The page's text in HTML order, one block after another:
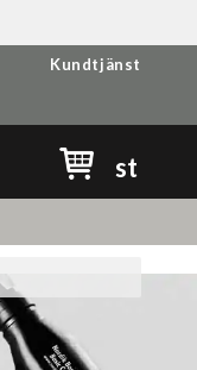
Kundtjänst
st